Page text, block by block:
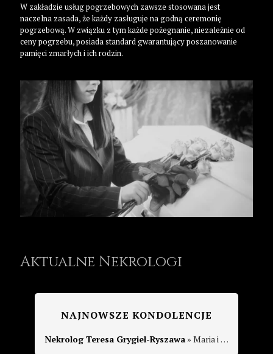
W zakładzie usług pogrzebowych zawsze stosowana jest
naczelna zasada, że każdy zasługuje na godną ceremonię
pogrzebową. W związku z tym każde pożegnanie, niezależnie od
ceny pogrzebu, posiada standard gwarantujący poszanowanie
pamięci zmarłych i ich rodzin.
Aktualne Nekrologi
NAJNOWSZE KONDOLENCJE
Nekrolog Teresa Grygiel-Ryszawa» Maria i Wojciech Kalemba (3 miesiące temu): Najszczersze wyrazy współczucia dla całej rodziny.